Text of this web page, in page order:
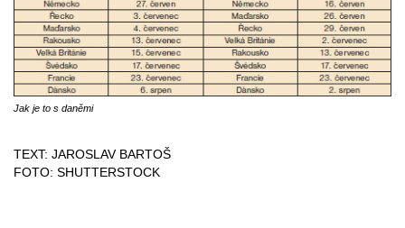
Jak je to s daněmi
TEXT: JAROSLAV BARTOŠ
FOTO: SHUTTERSTOCK